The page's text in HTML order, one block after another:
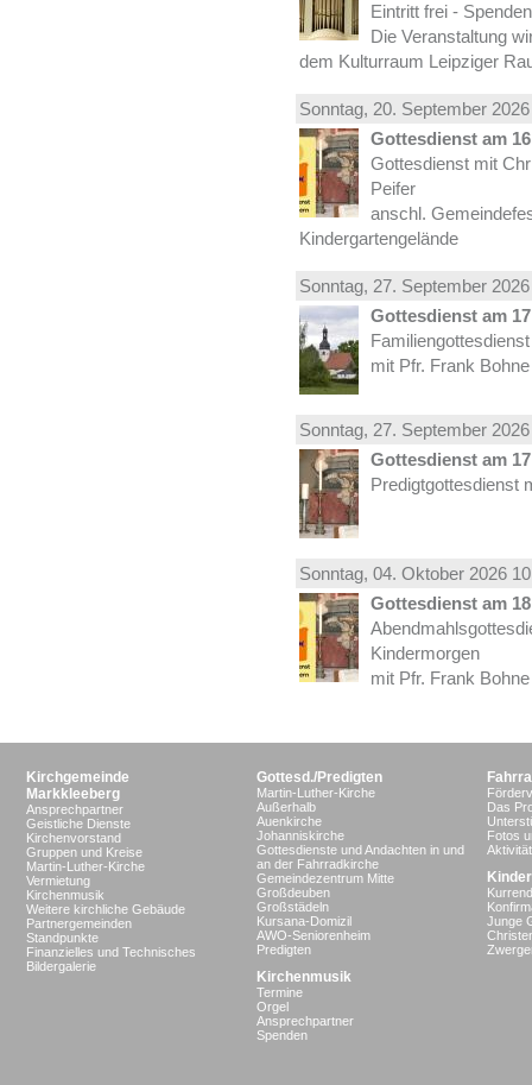
Eintritt frei -
Die Veranstaltung
dem Kulturraum Leipziger
Sonntag, 20. September
Gottesdienst am
Gottesdienst mit
Peifer
anschl.
Kindergartengelände
Sonntag, 27. September
Gottesdienst am
mit Pfr. Frank
Sonntag, 27. September
Gottesdienst am
Predigtgottesdienst
Sonntag, 04. Oktober 2026
Gottesdienst am
Kindermorgen
mit Pfr. Frank Bohne
Kirchgemeinde
Markkleeberg
Ansprechpartner
Geistliche Dienste
Kirchenvorstand
Gruppen und Kreise
Martin-Luther-Kirche
Vermietung
Kirchenmusik
Weitere kirchliche Gebäude
Partnergemeinden
Standpunkte
Finanzielles und Technisches
Bildergalerie
Gottesd./Predigten
Martin-Luther-Kirche
Außerhalb
Auenkirche
Johanniskirche
Gottesdienste und Andachten in und
an der Fahrradkirche
Gemeindezentrum Mitte
Großdeuben
Großstädeln
Kursana-Domizil
AWO-Seniorenheim
Predigten
Kirchenmusik
Termine
Orgel
Ansprechpartner
Spenden
Das
Fotos
Junge